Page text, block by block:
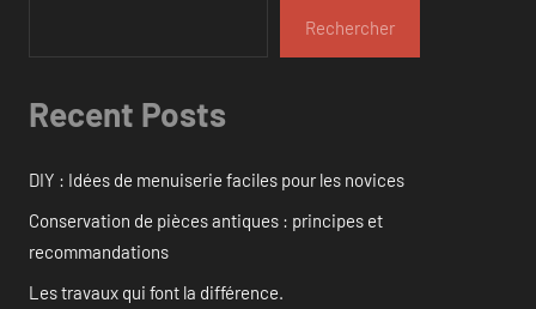
Rechercher
Recent Posts
DIY : Idées de menuiserie faciles pour les novices
Conservation de pièces antiques : principes et
recommandations
Les travaux qui font la différence.